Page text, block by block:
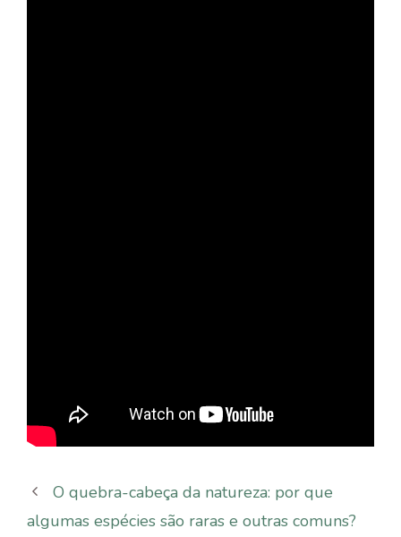
O quebra-cabeça da natureza: por que
algumas espécies são raras e outras comuns?